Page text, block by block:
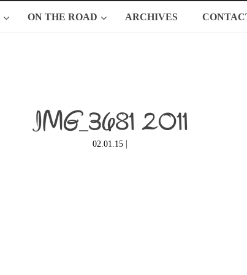
ON THE ROAD ARCHIVES
IMG_3681 2011
02.01.15 |